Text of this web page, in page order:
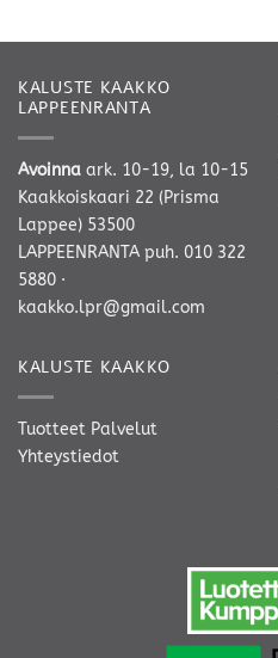
KALUSTE KAAKKO
LAPPEENRANTA
Avoinna ark. 10-19, la 10-15
Kaakkoiskaari 22 (Prisma
Lappee) 53500
LAPPEENRANTA puh. 010 322
5880 ·
kaakko.lpr@gmail.com
KALUSTE KAAKKO
Tuotteet Palvelut
Yhteystiedot